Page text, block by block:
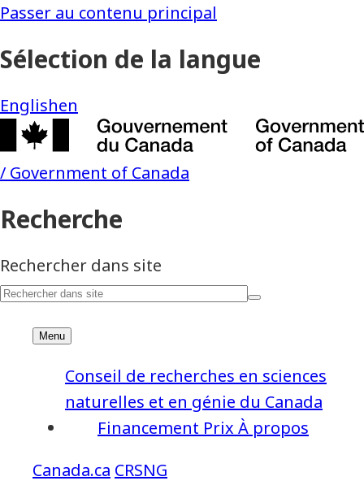
CRSNG
Financement Prix À propos
Conseil de recherches en sciences
naturelles et en génie du Canada